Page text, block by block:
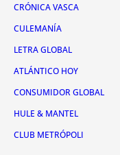
CRÓNICA VASCA
CULEMANÍA
LETRA GLOBAL
ATLÁNTICO HOY
CONSUMIDOR GLOBAL
HULE & MANTEL
CLUB METRÓPOLI